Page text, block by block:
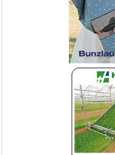
Stenbänk i rosa granit - rak
495-